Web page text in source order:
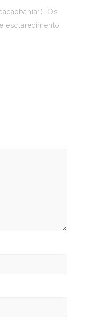
Os
esclarecimento